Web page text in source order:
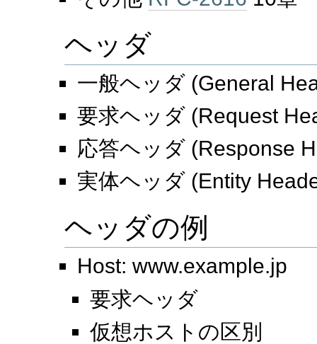
ヘッダ
一般ヘッダ (General
要求ヘッダ (Request
応答ヘッダ (Response
実体ヘッダ (Entity
ヘッダの例
Host: www.example.jp
要求ヘッダ
仮想ホストの区別